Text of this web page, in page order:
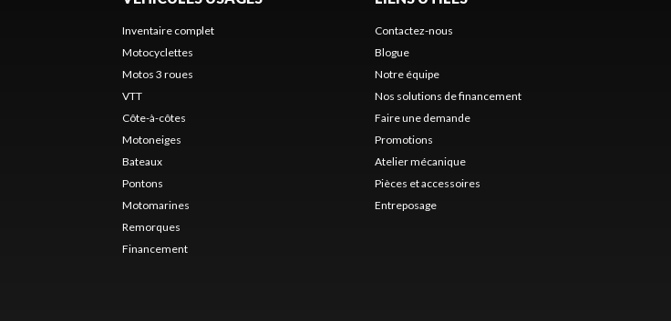
Inventaire complet
Motocyclettes
Motos 3 roues
VTT
Côte-à-côtes
Motoneiges
Bateaux
Pontons
Motomarines
Remorques
Financement
Contactez-nous
Blogue
Notre équipe
Nos solutions de financement
Faire une demande
Promotions
Atelier mécanique
Pièces et accessoires
Entreposage